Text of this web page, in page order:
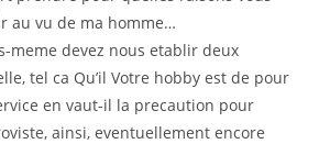
au vu de ma homme…
meme devez nous etablir deux
tel ca Qu’il Votre hobby est de pour
en vaut-il la precaution pour
ainsi, eventuellement encore